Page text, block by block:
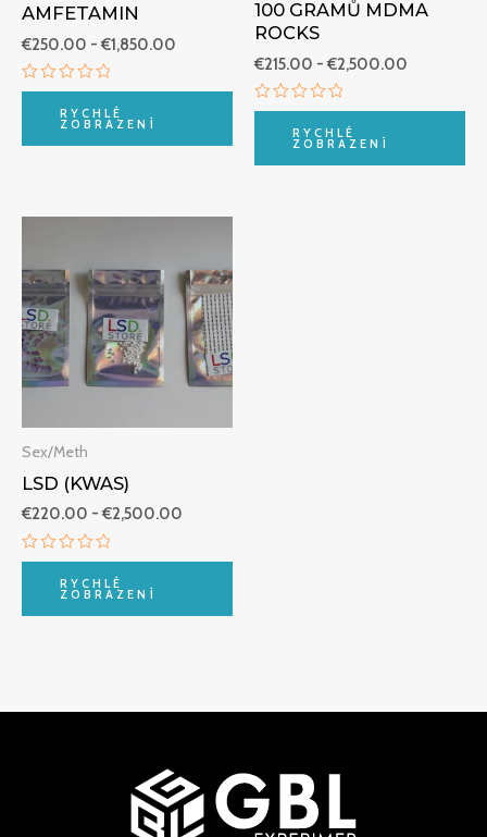
AMFETAMIN
€250.00 - €1,850.00
Hodnocení
RYCHLÉ
ZOBRAZENÍ
100 GRAMŮ MDMA
ROCKS
€215.00 - €2,500.00
Hodnocení
RYCHLÉ
ZOBRAZENÍ
Sex/Meth
LSD (KWAS)
€220.00 - €2,500.00
€220.00
až
€2,500.00
Hodnocení
RYCHLÉ
ZOBRAZENÍ